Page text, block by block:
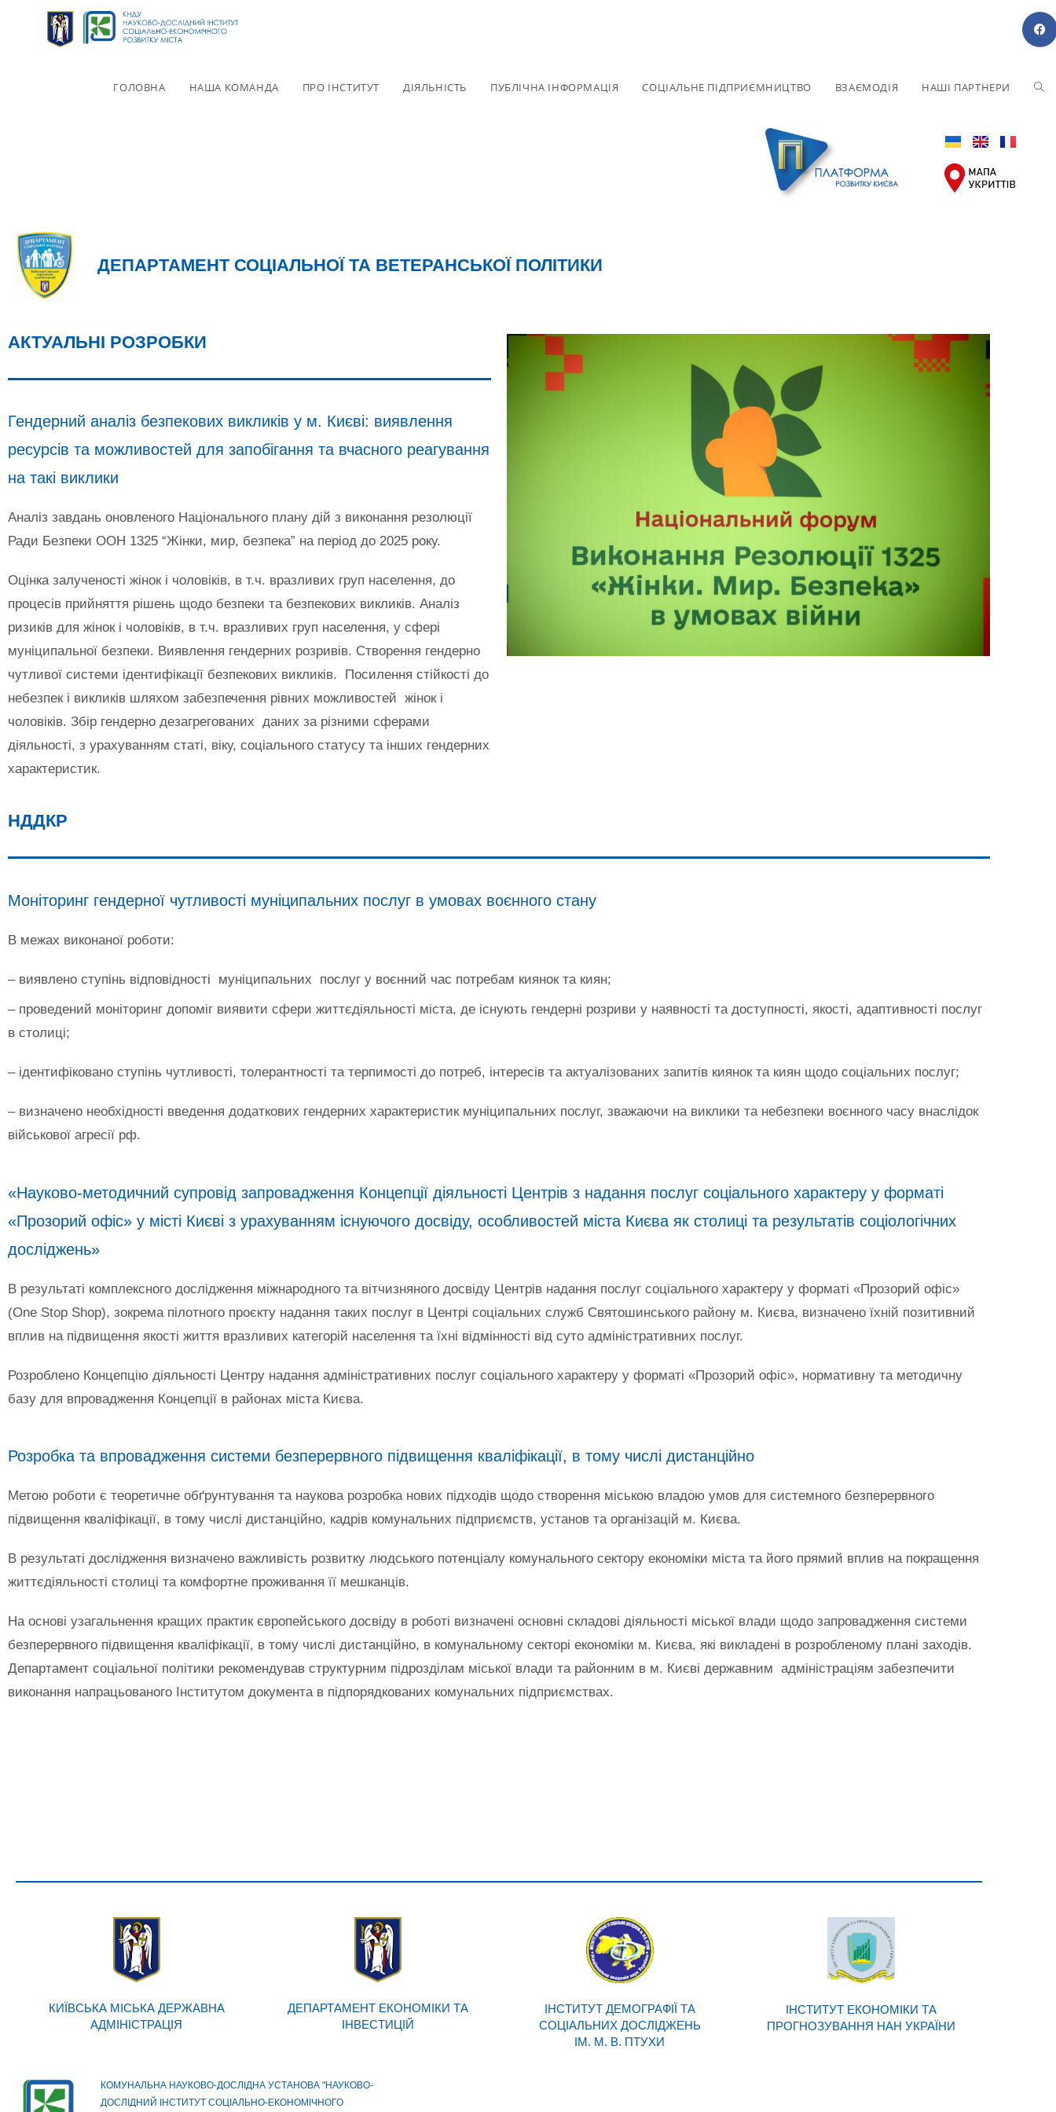
ГОЛОВНА НАША КОМАНДА ПРО ІНСТИТУТ ДІЯЛЬНІСТЬ ПУБЛІЧНА ІНФОРМАЦІЯ СОЦІАЛЬНЕ ПІДПРИЄМНИЦТВО ВЗАЄМОДІЯ НАШІ ПАРТНЕРИ
ДЕПАРТАМЕНТ СОЦІАЛЬНОЇ ТА ВЕТЕРАНСЬКОЇ ПОЛІТИКИ
АКТУАЛЬНІ РОЗРОБКИ
Гендерний аналіз безпекових викликів у м. Києві: виявлення
ресурсів та можливостей для запобігання та вчасного реагування
на такі виклики
Аналіз завдань оновленого Національного плану дій з виконання резолюції
Ради Безпеки ООН 1325 “Жінки, мир, безпека” на період до 2025 року.
Оцінка залученості жінок і чоловіків, в т.ч. вразливих груп населення, до
процесів прийняття рішень щодо безпеки та безпекових викликів. Аналіз
ризиків для жінок і чоловіків, в т.ч. вразливих груп населення, у сфері
муніципальної безпеки. Виявлення гендерних розривів. Створення гендерно
чутливої системи ідентифікації безпекових викликів. Посилення стійкості до
небезпек і викликів шляхом забезпечення рівних можливостей жінок і
чоловіків. Збір гендерно дезагрегованих даних за різними сферами
діяльності, з урахуванням статі, віку, соціального статусу та інших гендерних
характеристик.
НДДКР
Моніторинг гендерної чутливості муніципальних послуг в умовах воєнного стану
В межах виконаної роботи:
– виявлено ступінь відповідності муніципальних послуг у воєнний час потребам киянок та киян;
– проведений моніторинг допоміг виявити сфери життєдіяльності міста, де існують гендерні розриви у наявності та доступності, якості, адаптивності послуг
в столиці;
– ідентифіковано ступінь чутливості, толерантності та терпимості до потреб, інтересів та актуалізованих запитів киянок та киян щодо соціальних послуг;
– визначено необхідності введення додаткових гендерних характеристик муніципальних послуг, зважаючи на виклики та небезпеки воєнного часу внаслідок
військової агресії рф.
«Науково-методичний супровід запровадження Концепції діяльності Центрів з надання послуг соціального характеру у форматі
«Прозорий офіс» у місті Києві з урахуванням існуючого досвіду, особливостей міста Києва як столиці та результатів соціологічних
досліджень»
В результаті комплексного дослідження міжнародного та вітчизняного досвіду Центрів надання послуг соціального характеру у форматі «Прозорий офіс»
(One Stop Shop), зокрема пілотного проєкту надання таких послуг в Центрі соціальних служб Святошинського району м. Києва, визначено їхній позитивний
вплив на підвищення якості життя вразливих категорій населення та їхні відмінності від суто адміністративних послуг.
Розроблено Концепцію діяльності Центру надання адміністративних послуг соціального характеру у форматі «Прозорий офіс», нормативну та методичну
базу для впровадження Концепції в районах міста Києва.
Розробка та впровадження системи безперервного підвищення кваліфікації, в тому числі дистанційно
Метою роботи є теоретичне обґрунтування та наукова розробка нових підходів щодо створення міською владою умов для системного безперервного
підвищення кваліфікації, в тому числі дистанційно, кадрів комунальних підприємств, установ та організацій м. Києва.
В результаті дослідження визначено важливість розвитку людського потенціалу комунального сектору економіки міста та його прямий вплив на покращення
життєдіяльності столиці та комфортне проживання її мешканців.
На основі узагальнення кращих практик європейського досвіду в роботі визначені основні складові діяльності міської влади щодо запровадження системи
безперервного підвищення кваліфікації, в тому числі дистанційно, в комунальному секторі економіки м. Києва, які викладені в розробленому плані заходів.
Департамент соціальної політики рекомендував структурним підрозділам міської влади та районним в м. Києві державним адміністраціям забезпечити
виконання напрацьованого Інститутом документа в підпорядкованих комунальних підприємствах.
КИЇВСЬКА МІСЬКА ДЕРЖАВНА
АДМІНІСТРАЦІЯ
ДЕПАРТАМЕНТ ЕКОНОМІКИ ТА
ІНВЕСТИЦІЙ
ІНСТИТУТ ДЕМОГРАФІЇ ТА
СОЦІАЛЬНИХ ДОСЛІДЖЕНЬ
ІМ. М. В. ПТУХИ
ІНСТИТУТ ЕКОНОМІКИ ТА
ПРОГНОЗУВАННЯ НАН УКРАЇНИ
КОМУНАЛЬНА НАУКОВО-ДОСЛІДНА УСТАНОВА "НАУКОВО-
ДОСЛІДНИЙ ІНСТИТУТ СОЦІАЛЬНО-ЕКОНОМІЧНОГО